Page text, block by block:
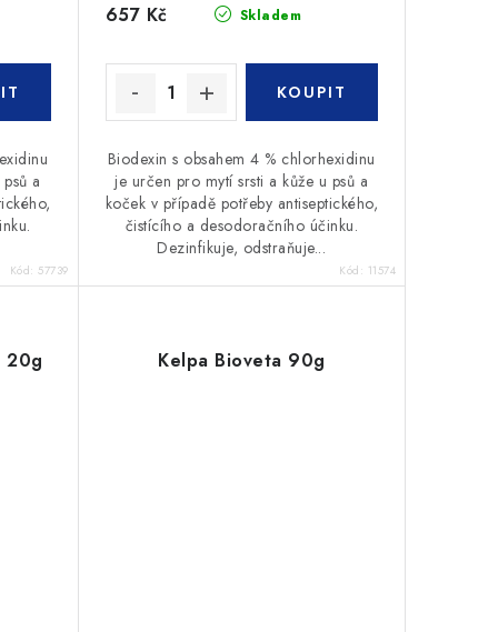
a
Kód: 57739
Skladem
657 Kč
Biodexin s obsahem 4 % chlorhexidinu
je určen pro mytí srsti a kůže u psů a
koček v případě potřeby antiseptického,
čistícího a desodoračního účinku.
Dezinfikuje, odstraňuje...
Kód: 11574
20g Kelpa Bioveta 90g